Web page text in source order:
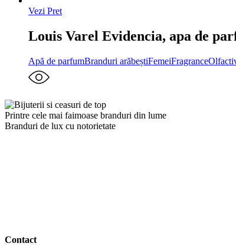
Vezi Pret
Louis Varel Evidencia, apa de
Apă de parfumBranduri arăbeștiFemeiFragrance
Printre cele mai faimoase branduri din lume
Branduri de lux cu notorietate
Contact